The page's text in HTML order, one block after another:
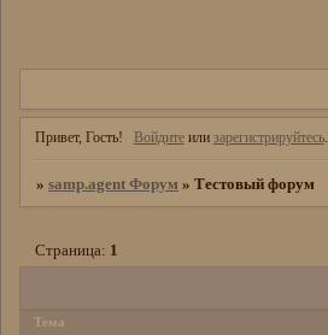
Привет, Гость! Войдитеили зарегистрируйтесь.
» samp.agent Форум » Тестовый форум
Страница: 1
Тема